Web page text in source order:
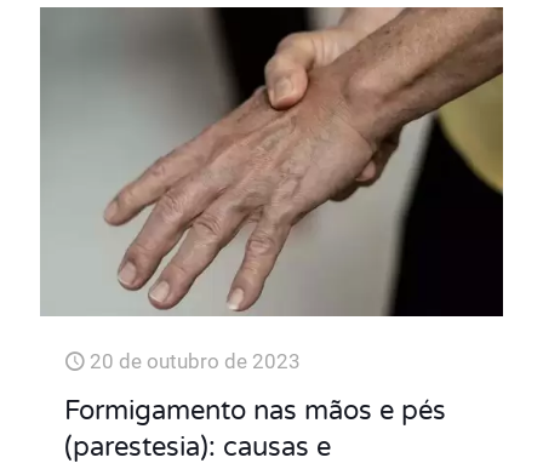
20 de outubro de 2023
Formigamento nas mãos e pés
(parestesia): causas e